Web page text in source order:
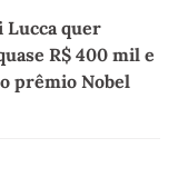
Lucca quer
R$ 400 mil e
prêmio Nobel